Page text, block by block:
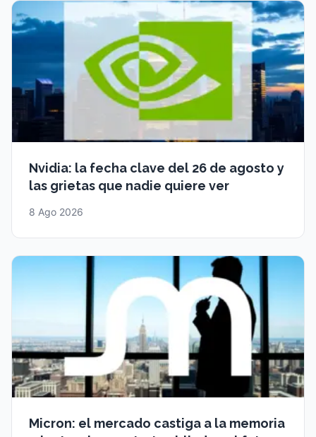
Nvidia: la fecha clave del 26 de agosto y
las grietas que nadie quiere ver
8 Ago 2026
Micron: el mercado castiga a la memoria